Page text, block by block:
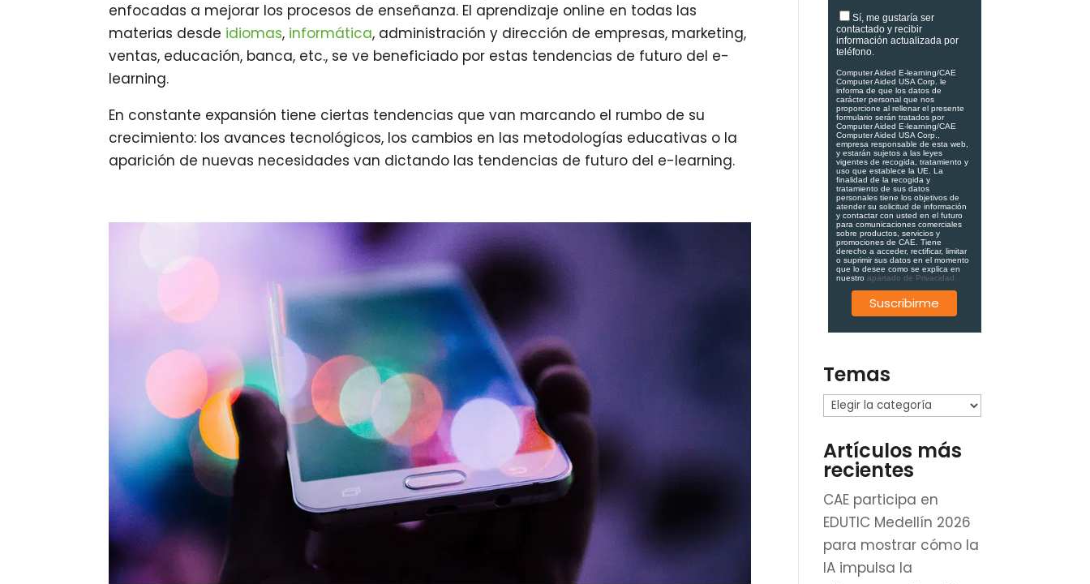
enfocadas a mejorar los procesos de enseñanza. El aprendizaje online en todas las
materias desde idiomas, informática, administración y dirección de empresas, marketing,
ventas, educación, banca, etc., se ve beneficiado por estas tendencias de futuro del e-
learning.
En constante expansión tiene ciertas tendencias que van marcando el rumbo de su
crecimiento: los avances tecnológicos, los cambios en las metodologías educativas o la
aparición de nuevas necesidades van dictando las tendencias de futuro del e-learning.
Sí, me gustaría ser
contactado y recibir
información actualizada por
teléfono.
Computer Aided E-learning/CAE
Computer Aided USA Corp. le
informa de que los datos de
carácter personal que nos
proporcione al rellenar el presente
formulario serán tratados por
Computer Aided E-learning/CAE
Computer Aided USA Corp.,
empresa responsable de esta web,
y estarán sujetos a las leyes
vigentes de recogida, tratamiento y
uso que establece la UE. La
finalidad de la recogida y
tratamiento de sus datos
personales tiene los objetivos de
atender su solicitud de información
y contactar con usted en el futuro
para comunicaciones comerciales
sobre productos, servicios y
promociones de CAE. Tiene
derecho a acceder, rectificar, limitar
o suprimir sus datos en el momento
que lo desee como se explica en
nuestro apartado de Privacidad.
Temas
Temas
Artículos más
recientes
CAE participa en
EDUTIC Medellín 2026
para mostrar cómo la
IA impulsa la